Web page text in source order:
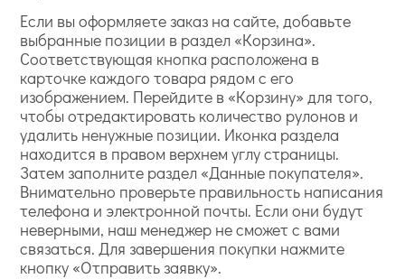
Если вы оформляете заказ на сайте, добавьте
выбранные позиции в раздел «Корзина».
Соответствующая кнопка расположена в
карточке каждого товара рядом с его
изображением. Перейдите в «Корзину» для того,
чтобы отредактировать количество рулонов и
удалить ненужные позиции. Иконка раздела
находится в правом верхнем углу страницы.
Затем заполните раздел «Данные покупателя».
Внимательно проверьте правильность написания
телефона и электронной почты. Если они будут
неверными, наш менеджер не сможет с вами
связаться. Для завершения покупки нажмите
кнопку «Отправить заявку».